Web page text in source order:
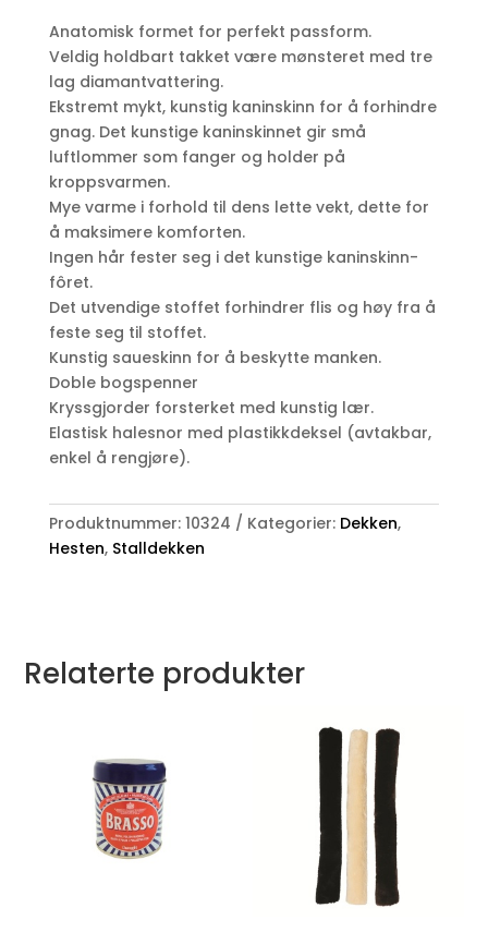
antall
Anatomisk formet for perfekt passform.
Veldig holdbart takket være mønsteret med tre
lag diamantvattering.
Ekstremt mykt, kunstig kaninskinn for å forhindre
gnag. Det kunstige kaninskinnet gir små
luftlommer som fanger og holder på
kroppsvarmen.
Mye varme i forhold til dens lette vekt, dette for
å maksimere komforten.
Ingen hår fester seg i det kunstige kaninskinn-
fôret.
Det utvendige stoffet forhindrer flis og høy fra å
feste seg til stoffet.
Kunstig saueskinn for å beskytte manken.
Doble bogspenner
Kryssgjorder forsterket med kunstig lær.
Elastisk halesnor med plastikkdeksel (avtakbar,
enkel å rengjøre).
Produktnummer: 10324 Kategorier: Dekken,
Hesten, Stalldekken
Relaterte produkter